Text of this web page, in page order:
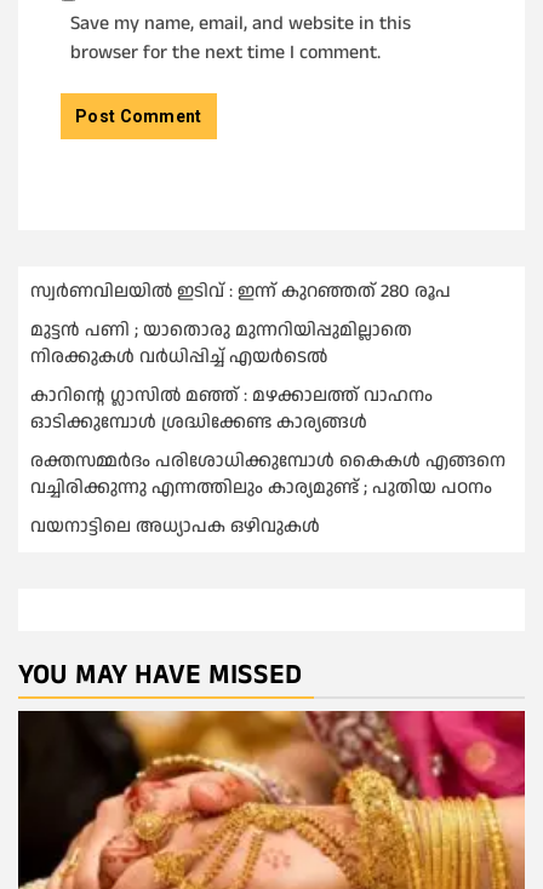
Save my name, email, and website in this
browser for the next time I comment.
സ്വർണവിലയില്‍ ഇടിവ് : ഇന്ന് കുറഞ്ഞത് 280 രൂപ
മുട്ടൻ പണി ; യാതൊരു മുന്നറിയിപ്പുമില്ലാതെ
നിരക്കുകള്‍ വർധിപ്പിച്ച്‌ എയർടെല്‍
കാറിൻ്റെ ഗ്ലാസിൽ മഞ്ഞ് : മഴക്കാലത്ത് വാഹനം
ഓടിക്കുമ്പോള്‍ ശ്രദ്ധിക്കേണ്ട കാര്യങ്ങൾ
രക്തസമ്മര്‍ദം പരിശോധിക്കുമ്പോള്‍ കൈകള്‍ എങ്ങനെ
വച്ചിരിക്കുന്നു എന്നത്തിലും കാര്യമുണ്ട് ; പുതിയ പഠനം
വയനാട്ടിലെ അധ്യാപക ഒഴിവുകൾ
YOU MAY HAVE MISSED